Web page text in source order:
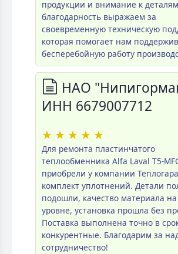
продукции и внимание к
благодарность выражаем за
своевременную техническую
которая помогает нам
бесперебойную работу
НАО
ИНН 6679007712
★ ★ ★ ★ ★
Для ремонта пластинчатого
теплообменника Alfa Laval T5-
приобрели у компании
комплект уплотнений. Детали
подошли, качество материала
уровне, установка прошла без
Поставка выполнена точно в
конкурентные. Благодарим за
сотрудничество!